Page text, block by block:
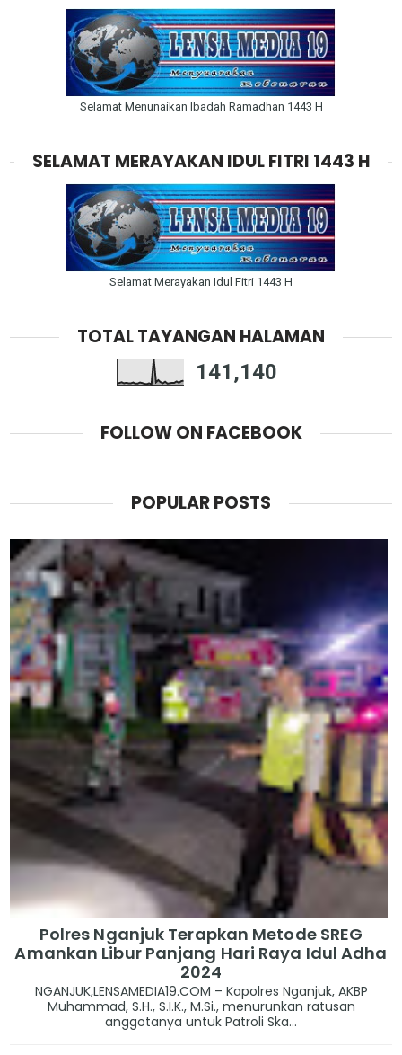
Selamat Menunaikan Ibadah Ramadhan 1443 H
SELAMAT MERAYAKAN IDUL FITRI 1443 H
Selamat Merayakan Idul Fitri 1443 H
TOTAL TAYANGAN HALAMAN
141,140
FOLLOW ON FACEBOOK
POPULAR POSTS
Polres Nganjuk Terapkan Metode SREG
Amankan Libur Panjang Hari Raya Idul Adha
2024
NGANJUK,LENSAMEDIA19.COM – Kapolres Nganjuk, AKBP
Muhammad, S.H., S.I.K., M.Si., menurunkan ratusan
anggotanya untuk Patroli Ska...